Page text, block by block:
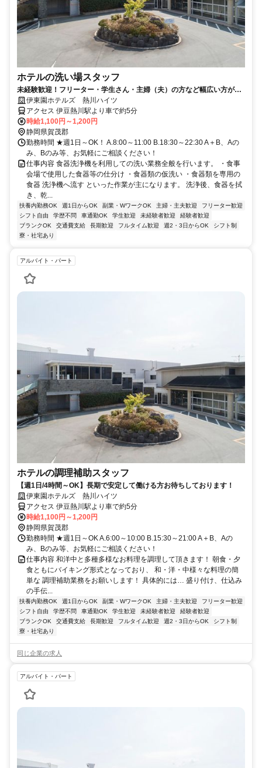
ホテルの洗い場スタッフ
未経験歓迎！フリーター・学生さん・主婦（夫）の方など幅広い方が活
躍中の職場です。
伊東園ホテルズ 熱川ハイツ
アクセス 伊豆熱川駅より車で約5分
時給1,100円～1,200円
静岡県賀茂郡
勤務時間 ★週1日～OK！ A.8:00～11:00 B.18:30～22:30 A＋B、Aの
み、Bのみ等、お気軽にご相談ください！
仕事内容 食器洗浄機を利用しての洗い業務全般を行います。 ・食事
会場で使用した食器等の仕分け ・食器類の仮洗い ・食器類を専用の
食器 洗浄機へ流す といった作業が主になります。 洗浄後、食器を拭
き、乾...
扶養内勤務OK 週1日からOK 副業・WワークOK 主婦・主夫歓迎
フリーター歓迎
シフト自由
学歴不問 車通勤OK 学生歓迎 未経験者歓迎
経験者歓迎
ブランクOK
交通費支給 長期歓迎 フルタイム歓迎 週2・3日からOK
シフト制
寮・社宅あり
アルバイト・パート
ホテルの調理補助スタッフ
【週1日/4時間～OK】長期で安定して働ける方お待ちしております！
伊東園ホテルズ 熱川ハイツ
アクセス 伊豆熱川駅より車で約5分
時給1,100円～1,200円
静岡県賀茂郡
勤務時間 ★週1日～OK A.6:00～10:00 B.15:30～21:00 A＋B、Aの
み、Bのみ等、お気軽にご相談ください！
仕事内容 和洋中と多種多様なお料理を調理して頂きます！ 朝食・夕
食ともにバイキング形式となっており、 和・洋・中様々な料理の簡
単な 調理補助業務をお願いします！ 具体的には… 盛り付け、仕込み
の手伝...
扶養内勤務OK 週1日からOK 副業・WワークOK 主婦・主夫歓迎
フリーター歓迎
シフト自由
学歴不問 車通勤OK 学生歓迎 未経験者歓迎
経験者歓迎
ブランクOK
交通費支給 長期歓迎 フルタイム歓迎 週2・3日からOK
シフト制
寮・社宅あり
同じ企業の求人
アルバイト・パート